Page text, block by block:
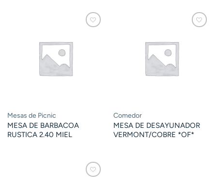
Mesas de Picnic
MESA DE BARBACOA
RUSTICA 2.40 MIEL
Comedor
MESA DE DESAYUNADOR
VERMONT/COBRE *OF*